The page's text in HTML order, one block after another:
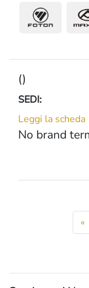
()
SEDI:
Leggi la scheda
No brand
«